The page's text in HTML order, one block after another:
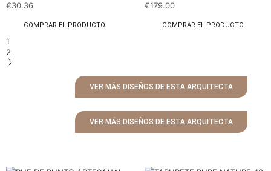
€30.36
COMPRAR EL PRODUCTO
€179.00
COMPRAR EL PRODUCTO
1
2
VER MÁS DISEÑOS DE ESTA ARQUITECTA
VER MÁS DISEÑOS DE ESTA ARQUITECTA